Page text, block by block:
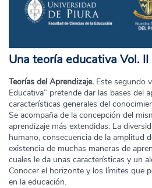
Una teoría educativa Vol. II
Teorías del Aprendizaje. Este segundo
Educativa” pretende dar las bases del
características generales del
Se acompaña de la concepción del
aprendizaje más extendidas. La
humano, consecuencia de la amplitud
existencia de muchas maneras de
cuales le da unas características y un
Conocer el horizonte y los límites que
en la educación.